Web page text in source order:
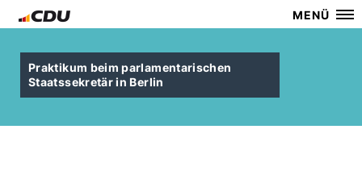
MENÜ
Praktikum beim parlamentarischen
Staatssekretär in Berlin